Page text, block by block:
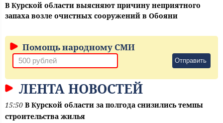
В Курской области выясняют причину неприятного
запаха возле очистных сооружений в Обояни
Помощь народному СМИ
Отправить
ЛЕНТА НОВОСТЕЙ
15:50 В Курской области за полгода снизились темпы
строительства жилья